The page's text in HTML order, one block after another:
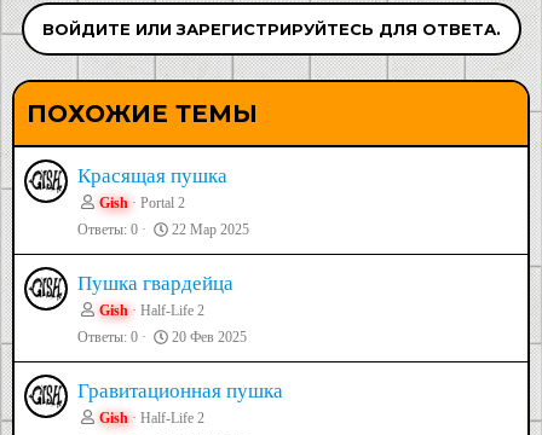
ВОЙДИТЕ ИЛИ ЗАРЕГИСТРИРУЙТЕСЬ ДЛЯ ОТВЕТА.
ПОХОЖИЕ ТЕМЫ
Красящая пушка
Gish
Portal 2
Ответы 0 22 Мар 2025
Пушка гвардейца
Gish
Half-Life 2
Ответы 0 20 Фев 2025
Гравитационная пушка
Gish
Half-Life 2